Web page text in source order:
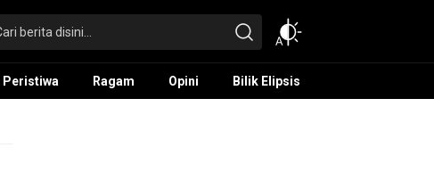
Peristiwa Ragam Opini Bilik Elipsis